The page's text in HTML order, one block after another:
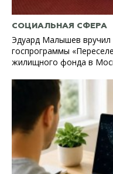
СОЦИАЛЬНАЯ СФЕРА
Эдуард Малышев вручил
госпрограммы
жилищного фонда в